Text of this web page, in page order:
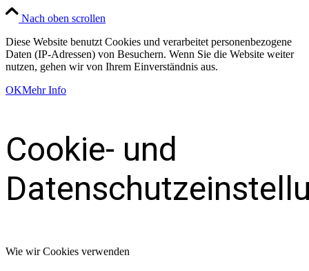
Nach oben scrollen
Diese Website benutzt Cookies und verarbeitet personenbezogene
Daten (IP-Adressen) von Besuchern. Wenn Sie die Website weiter
nutzen, gehen wir von Ihrem Einverständnis aus.
OKMehr Info
Cookie- und
Wie wir Cookies verwenden